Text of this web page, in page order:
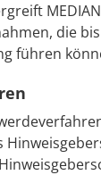
die
führen